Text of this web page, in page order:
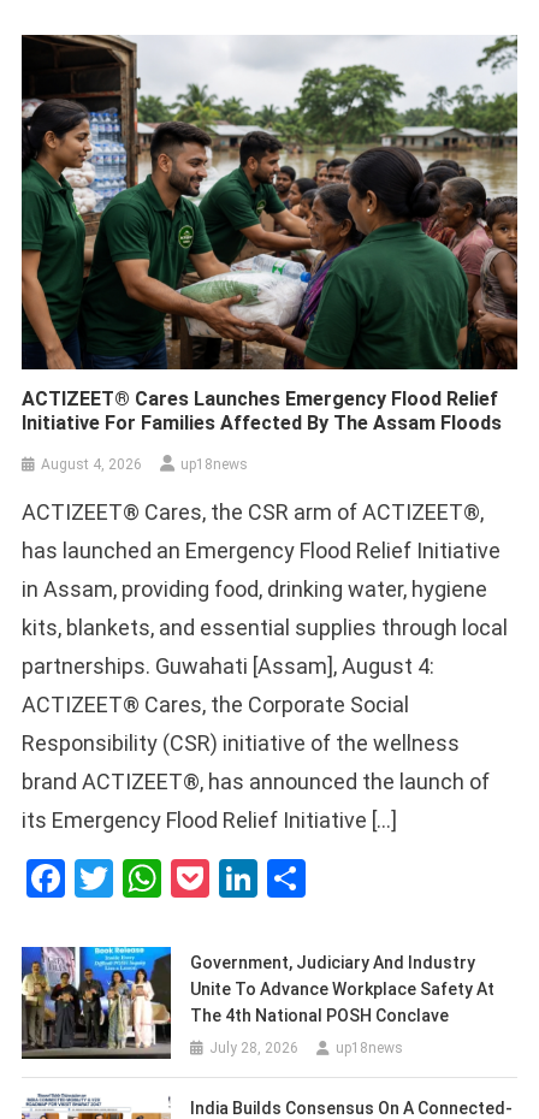
ACTIZEET® Cares Launches Emergency Flood Relief
Initiative For Families Affected By The Assam Floods
August 4, 2026 up18news
ACTIZEET® Cares, the CSR arm of ACTIZEET®,
has launched an Emergency Flood Relief Initiative
in Assam, providing food, drinking water, hygiene
kits, blankets, and essential supplies through local
partnerships. Guwahati [Assam], August 4:
ACTIZEET® Cares, the Corporate Social
Responsibility (CSR) initiative of the wellness
brand ACTIZEET®, has announced the launch of
its Emergency Flood Relief Initiative […]
Facebook
Twitter
WhatsApp
PocketLinkedIn
Government, Judiciary And Industry
Unite To Advance Workplace Safety At
The 4th National POSH Conclave
July 28, 2026 up18news
India Builds Consensus On A Connected-